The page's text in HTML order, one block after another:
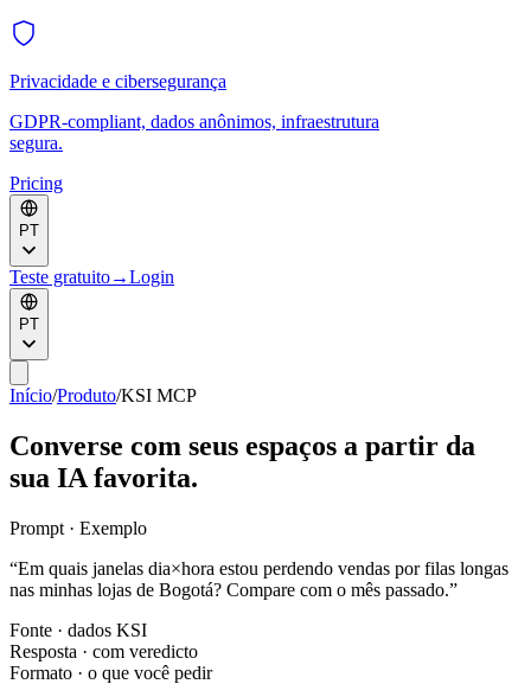
Privacidade e cibersegurança
GDPR-compliant, dados anônimos, infraestrutura
segura.
Pricing
PT
Teste gratuito→Login
PT
Início/Produto/KSI MCP
Converse com seus espaços a partir da
sua IA favorita.
Prompt · Exemplo
“Em quais janelas dia×hora estou perdendo vendas por filas longas
nas minhas lojas de Bogotá? Compare com o mês passado.”
Fonte · dados KSI
Resposta · com veredicto
Formato · o que você pedir